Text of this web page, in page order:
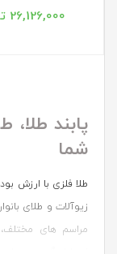
26,126,000 تومان
پابند
شما
طلا فلزی با ارزش
زیوآلات و طلای
مراسم های